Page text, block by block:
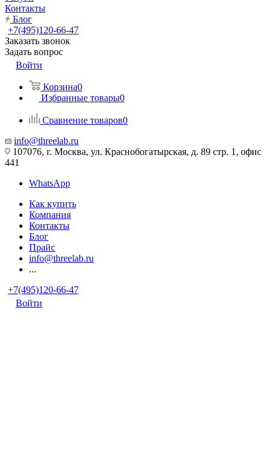
Контакты
Блог
+7(495)120-66-47
Заказать звонок
Задать вопрос
Войти
Корзина0
Избранные товары0
Сравнение товаров0
info@threelab.ru
107076, г. Москва, ул. Краснобогатырская, д. 89 стр. 1, офис
441
WhatsApp
Как купить
Компания
Контакты
Блог
Прайс
info@threelab.ru
...
+7(495)120-66-47
Войти